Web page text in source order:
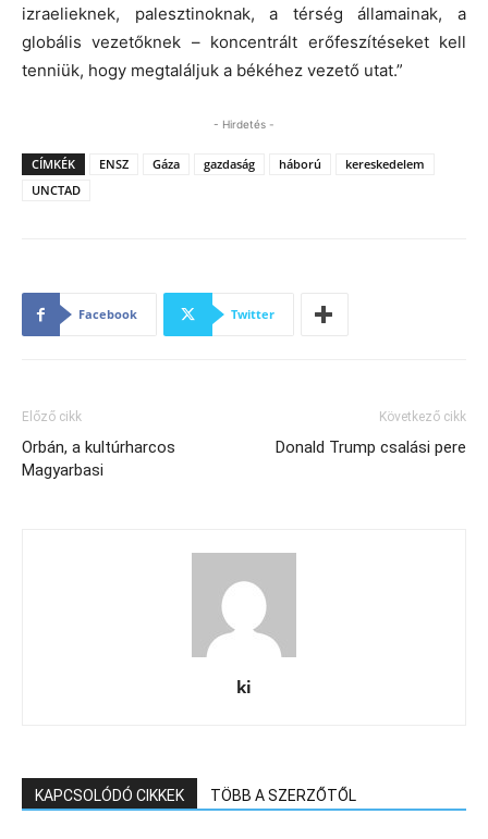
izraelieknek, palesztinoknak, a térség államainak, a
globális vezetőknek – koncentrált erőfeszítéseket kell
tenniük, hogy megtaláljuk a békéhez vezető utat.”
- Hirdetés -
CÍMKÉK ENSZ Gáza gazdaság háború
kereskedelem
UNCTAD
Facebook Twitter
Előző cikk
Orbán, a kultúrharcos
Magyarbasi
Következő cikk
Donald Trump csalási pere
ki
KAPCSOLÓDÓ CIKKEK TÖBB A SZERZŐTŐL